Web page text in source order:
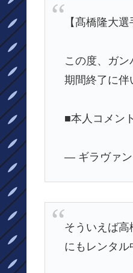
【髙橋隆大
この度、ガ
期間終了に
■本人コメン
— ギラヴァ
そういえば
にもレンタ